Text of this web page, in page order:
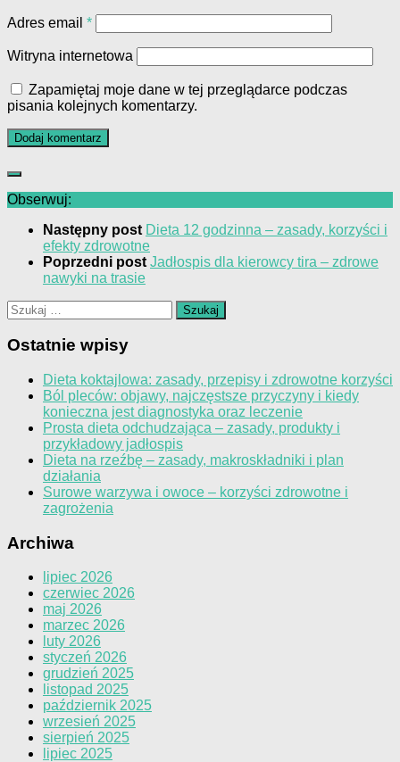
Adres email *
Witryna internetowa
Zapamiętaj moje dane w tej przeglądarce podczas
pisania kolejnych komentarzy.
Obserwuj:
Następny post Dieta 12 godzinna – zasady, korzyści i
efekty zdrowotne
Poprzedni post Jadłospis dla kierowcy tira – zdrowe
nawyki na trasie
Szukaj:
Ostatnie wpisy
Dieta koktajlowa: zasady, przepisy i zdrowotne korzyści
Ból pleców: objawy, najczęstsze przyczyny i kiedy
konieczna jest diagnostyka oraz leczenie
Prosta dieta odchudzająca – zasady, produkty i
przykładowy jadłospis
Dieta na rzeźbę – zasady, makroskładniki i plan
działania
Surowe warzywa i owoce – korzyści zdrowotne i
zagrożenia
Archiwa
lipiec 2026
czerwiec 2026
maj 2026
marzec 2026
luty 2026
styczeń 2026
grudzień 2025
listopad 2025
październik 2025
wrzesień 2025
sierpień 2025
lipiec 2025